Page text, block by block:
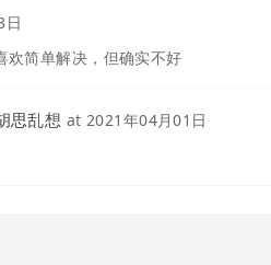
日
欢简单解决，但确实不好
思乱想 at 2021年04月01日